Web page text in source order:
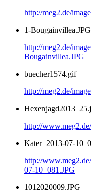
http://meg2.de/
1-Bougainvillea.JPG
http://meg2.de/
Bougainvillea.JPG
buecher1574.gif
http://meg2.de/
http://
Kater_2013-07-
http://
07-10_081.JPG
1012020009.JPG